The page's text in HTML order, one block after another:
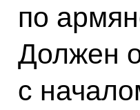
по
Должен
с